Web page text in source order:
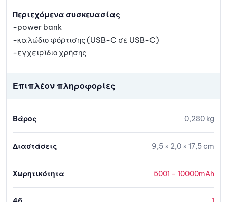
Περιεχόμενα συσκευασίας
-power bank
-καλώδιο φόρτισης (USB-C σε USB-C)
-εγχειρίδιο χρήσης
Επιπλέον πληροφορίες
Βάρος 0,280 kg
Διαστάσεις 9,5 × 2,0 × 17,5 cm
Χωρητικότητα 5001 – 10000mAh